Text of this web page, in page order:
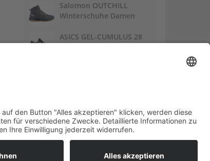
Salomon OUTCHILL
Winterschuhe Damen
ASICS GEL-CUMULUS 28